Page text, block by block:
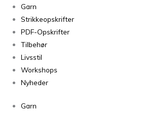
Garn
Strikkeopskrifter
PDF-Opskrifter
Tilbehør
Livsstil
Workshops
Nyheder
Garn
Florø
Marine
0469
antal